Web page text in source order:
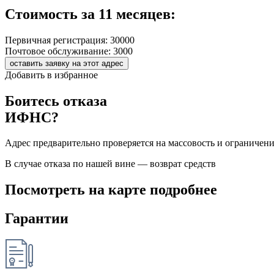
Стоимость за 11 месяцев:
Первичная регистрация: 30000
Почтовое обслуживание: 3000
оставить заявку на этот адрес
Добавить в избранное
Боитесь отказа
ИФНС?
Адрес предварительно проверяется на массовость и
В случае отказа по нашей вине — возврат средств
Посмотреть на карте подробнее
Гарантии